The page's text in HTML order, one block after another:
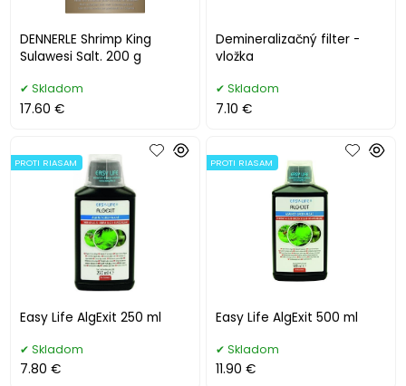
DENNERLE Shrimp King
Sulawesi Salt. 200 g
Skladom
17.60 €
Demineralizačný filter -
vložka
Skladom
7.10 €
Easy Life AlgExit 250 ml
PROTI RIASAM
Skladom
7.80 €
Easy Life AlgExit 500 ml
PROTI RIASAM
Skladom
11.90 €